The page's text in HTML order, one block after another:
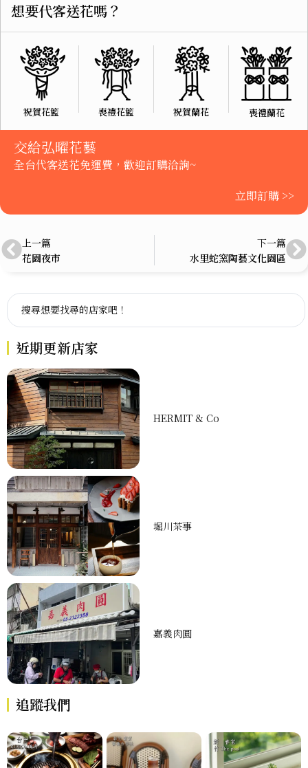
想要代客送花嗎？
祝賀花籃 喪禮花籃 祝賀蘭花 喪禮蘭花
交給弘曜花藝
全台代客送花免運費，歡迎訂購洽詢~
立即訂購 >>
上一篇
花園夜市
下一篇
水里蛇窯陶藝文化園區
近期更新店家
HERMIT & Co
堀川茶事
嘉義肉圓
追蹤我們